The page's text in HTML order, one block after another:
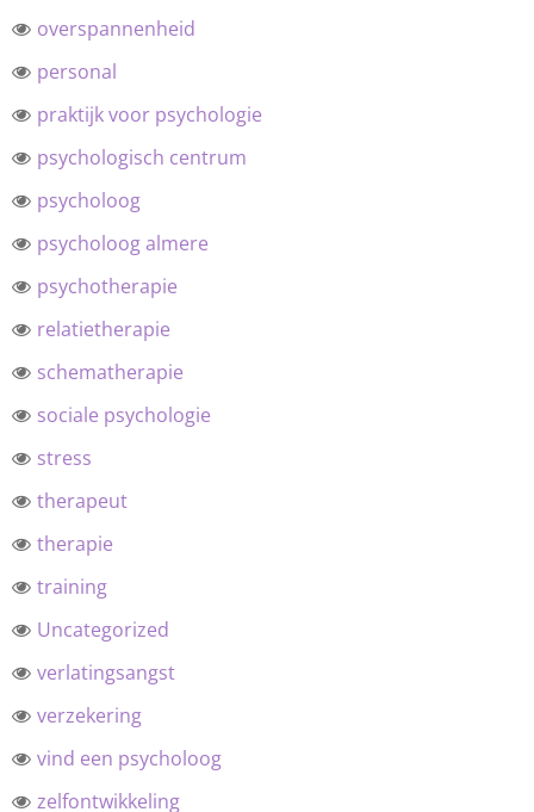
overspannenheid
personal
praktijk voor psychologie
psychologisch centrum
psycholoog
psycholoog almere
psychotherapie
relatietherapie
schematherapie
sociale psychologie
stress
therapeut
therapie
training
Uncategorized
verlatingsangst
verzekering
vind een psycholoog
zelfontwikkeling